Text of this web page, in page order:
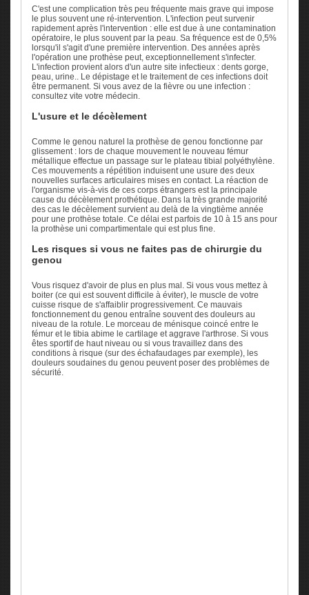
C'est une complication très peu fréquente mais grave qui impose
le plus souvent une ré-intervention. L'infection peut survenir
rapidement après l'intervention : elle est due à une contamination
opératoire, le plus souvent par la peau. Sa fréquence est de 0,5%
lorsqu'il s'agit d'une première intervention. Des années après
l'opération une prothèse peut, exceptionnellement s'infecter.
L'infection provient alors d'un autre site infectieux : dents gorge,
peau, urine.. Le dépistage et le traitement de ces infections doit
être permanent. Si vous avez de la fièvre ou une infection :
consultez vite votre médecin.
L'usure et le décèlement
Comme le genou naturel la prothèse de genou fonctionne par
glissement : lors de chaque mouvement le nouveau fémur
métallique effectue un passage sur le plateau tibial polyéthylène.
Ces mouvements a répétition induisent une usure des deux
nouvelles surfaces articulaires mises en contact. La réaction de
l'organisme vis-à-vis de ces corps étrangers est la principale
cause du décèlement prothétique. Dans la très grande majorité
des cas le décèlement survient au delà de la vingtième année
pour une prothèse totale. Ce délai est parfois de 10 à 15 ans pour
la prothèse uni compartimentale qui est plus fine.
Les risques si vous ne faites pas de chirurgie du
genou
Vous risquez d'avoir de plus en plus mal. Si vous vous mettez à
boiter (ce qui est souvent difficile à éviter), le muscle de votre
cuisse risque de s'affaiblir progressivement. Ce mauvais
fonctionnement du genou entraîne souvent des douleurs au
niveau de la rotule. Le morceau de ménisque coincé entre le
fémur et le tibia abime le cartilage et aggrave l'arthrose. Si vous
êtes sportif de haut niveau ou si vous travaillez dans des
conditions à risque (sur des échafaudages par exemple), les
douleurs soudaines du genou peuvent poser des problèmes de
sécurité.